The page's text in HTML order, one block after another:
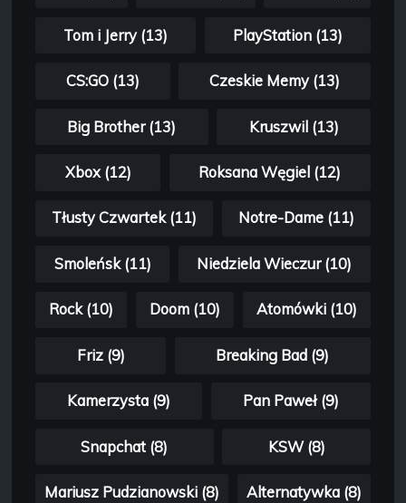
Tom i Jerry (13) PlayStation (13)
CS:GO (13) Czeskie Memy (13)
Big Brother (13) Kruszwil (13)
Xbox (12) Roksana Węgiel (12)
Tłusty Czwartek (11) Notre-Dame (11)
Smoleńsk (11) Niedziela Wieczur (10)
Rock (10) Doom (10) Atomówki (10)
Friz (9) Breaking Bad (9)
Kamerzysta (9) Pan Paweł (9)
Snapchat (8) KSW (8)
Mariusz Pudzianowski (8) Alternatywka (8)